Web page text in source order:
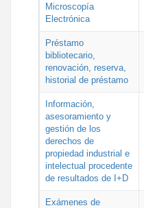
Microscopía
Electrónica
Préstamo
bibliotecario,
renovación, reserva,
historial de préstamo
Información,
asesoramiento y
gestión de los
derechos de
propiedad industrial e
intelectual procedente
de resultados de I+D
Exámenes de